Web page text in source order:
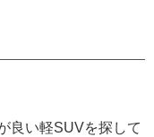
良い軽SUVを探して